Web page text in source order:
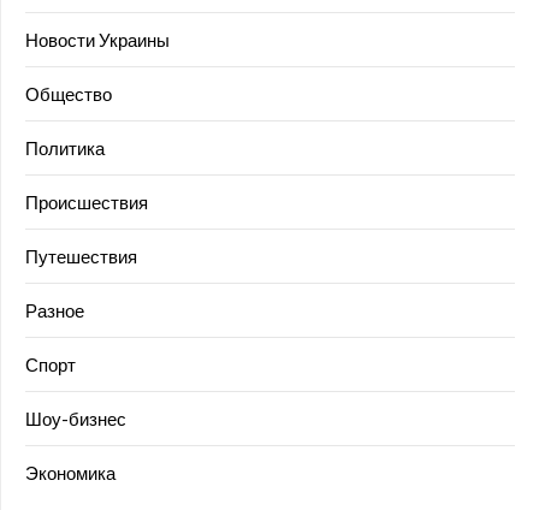
Новости Украины
Общество
Политика
Происшествия
Путешествия
Разное
Спорт
Шоу-бизнес
Экономика